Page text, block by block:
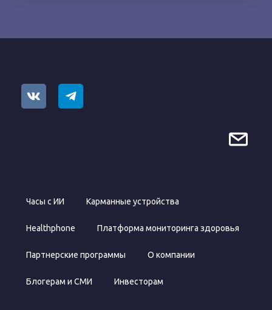
Часы с ИИ Карманные устройства
Healthphone Платформа мониторинга здоровья
Партнерские программы О компании
Блогерам и СМИ Инвесторам